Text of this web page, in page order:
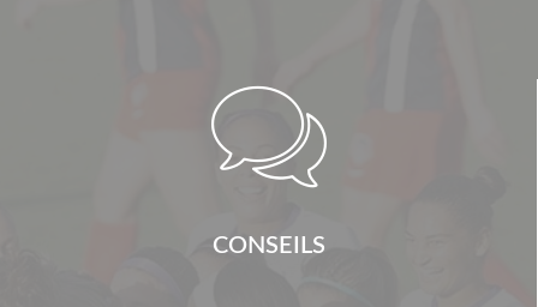

CONSEILS